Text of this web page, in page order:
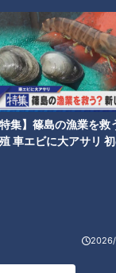
集】篠島の漁業を救
車エビに大アサリ